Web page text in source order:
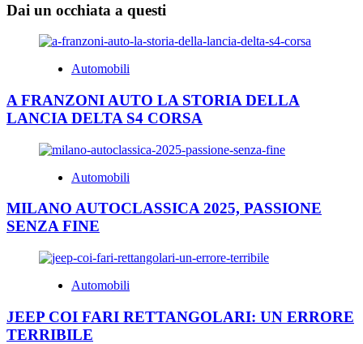
Dai un occhiata a questi
Automobili
A FRANZONI AUTO LA STORIA DELLA
LANCIA DELTA S4 CORSA
Automobili
MILANO AUTOCLASSICA 2025, PASSIONE
SENZA FINE
Automobili
JEEP COI FARI RETTANGOLARI: UN ERRORE
TERRIBILE